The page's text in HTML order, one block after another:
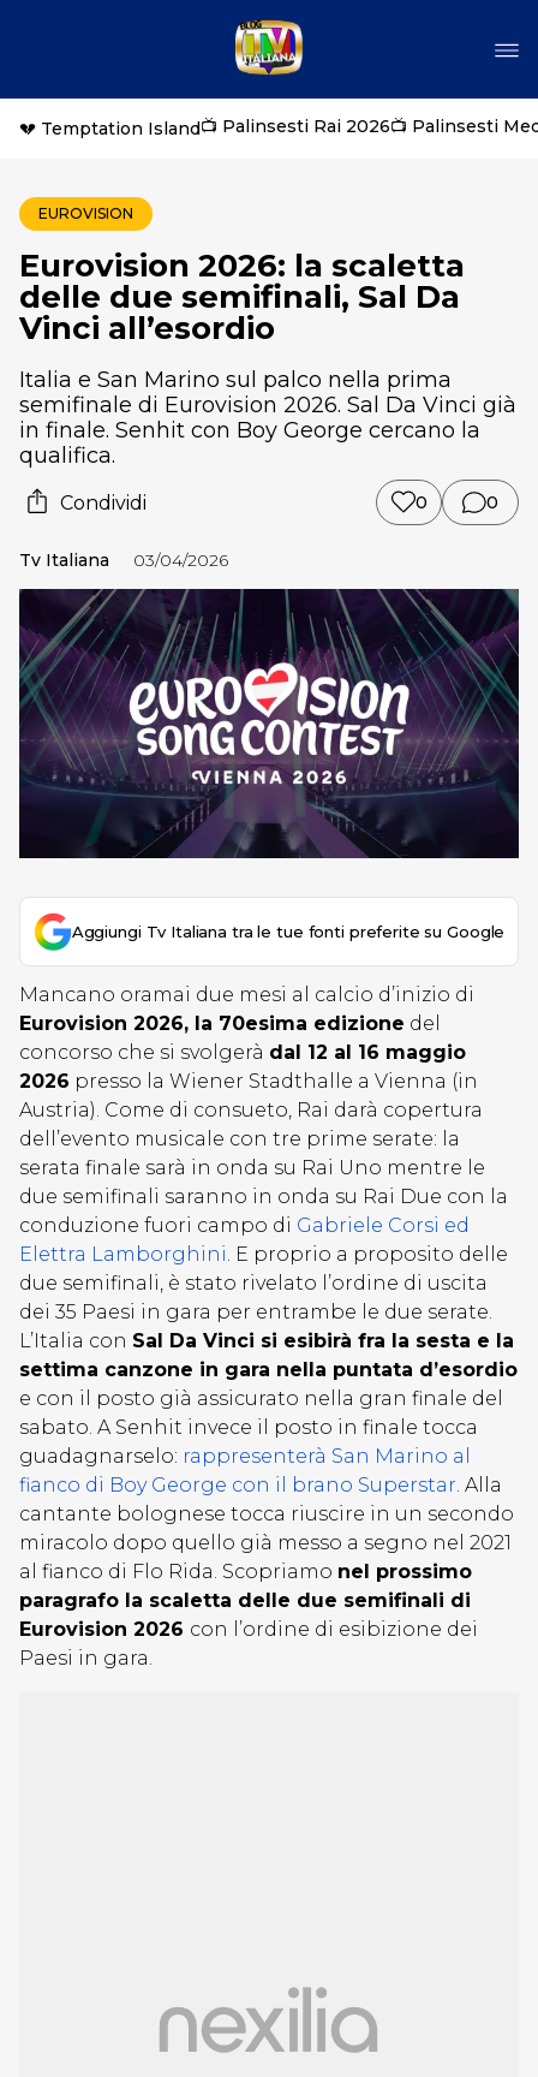
💔 Temptation Island📺 Palinsesti Rai 2026📺 Palinsesti
EUROVISION
Eurovision 2026: la scaletta
delle due semifinali, Sal Da
Vinci all’esordio
Italia e San Marino sul palco nella prima
semifinale di Eurovision 2026. Sal Da Vinci già
in finale. Senhit con Boy George cercano la
qualifica.
Condividi 0 0
Tv Italiana 03/04/2026
Aggiungi Tv Italiana tra le tue fonti preferite su Google
Mancano oramai due mesi al calcio d’inizio di
Eurovision 2026, la 70esima edizione del
concorso che si svolgerà dal 12 al 16 maggio
2026 presso la Wiener Stadthalle a Vienna (in
Austria). Come di consueto, Rai darà copertura
dell’evento musicale con tre prime serate: la
serata finale sarà in onda su Rai Uno mentre le
due semifinali saranno in onda su Rai Due con la
conduzione fuori campo di Gabriele Corsi ed
Elettra Lamborghini. E proprio a proposito delle
due semifinali, è stato rivelato l’ordine di uscita
dei 35 Paesi in gara per entrambe le due serate.
L’Italia con Sal Da Vinci si esibirà fra la sesta e la
settima canzone in gara nella puntata d’esordio
e con il posto già assicurato nella gran finale del
sabato. A Senhit invece il posto in finale tocca
guadagnarselo: rappresenterà San Marino al
fianco di Boy George con il brano Superstar. Alla
cantante bolognese tocca riuscire in un secondo
miracolo dopo quello già messo a segno nel 2021
al fianco di Flo Rida. Scopriamo nel prossimo
paragrafo la scaletta delle due semifinali di
Eurovision 2026 con l’ordine di esibizione dei
Paesi in gara.